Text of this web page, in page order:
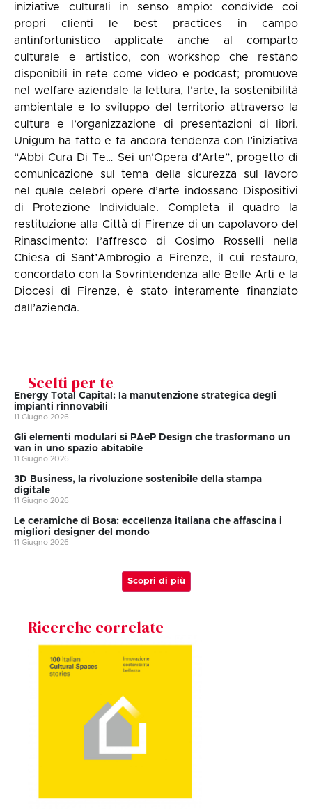
iniziative culturali in senso ampio: condivide coi
propri clienti le best practices in campo
antinfortunistico applicate anche al comparto
culturale e artistico, con workshop che restano
disponibili in rete come video e podcast; promuove
nel welfare aziendale la lettura, l’arte, la sostenibilità
ambientale e lo sviluppo del territorio attraverso la
cultura e l’organizzazione di presentazioni di libri.
Unigum ha fatto e fa ancora tendenza con l’iniziativa
“Abbi Cura Di Te… Sei un’Opera d’Arte”, progetto di
comunicazione sul tema della sicurezza sul lavoro
nel quale celebri opere d’arte indossano Dispositivi
di Protezione Individuale. Completa il quadro la
restituzione alla Città di Firenze di un capolavoro del
Rinascimento: l’affresco di Cosimo Rosselli nella
Chiesa di Sant’Ambrogio a Firenze, il cui restauro,
concordato con la Sovrintendenza alle Belle Arti e la
Diocesi di Firenze, è stato interamente finanziato
dall’azienda.
Scelti per te
Energy Total Capital: la manutenzione strategica degli
impianti rinnovabili
11 Giugno 2026
Gli elementi modulari si PAeP Design che trasformano un
van in uno spazio abitabile
11 Giugno 2026
3D Business, la rivoluzione sostenibile della stampa
digitale
11 Giugno 2026
Le ceramiche di Bosa: eccellenza italiana che affascina i
migliori designer del mondo
11 Giugno 2026
Scopri di più
Ricerche correlate